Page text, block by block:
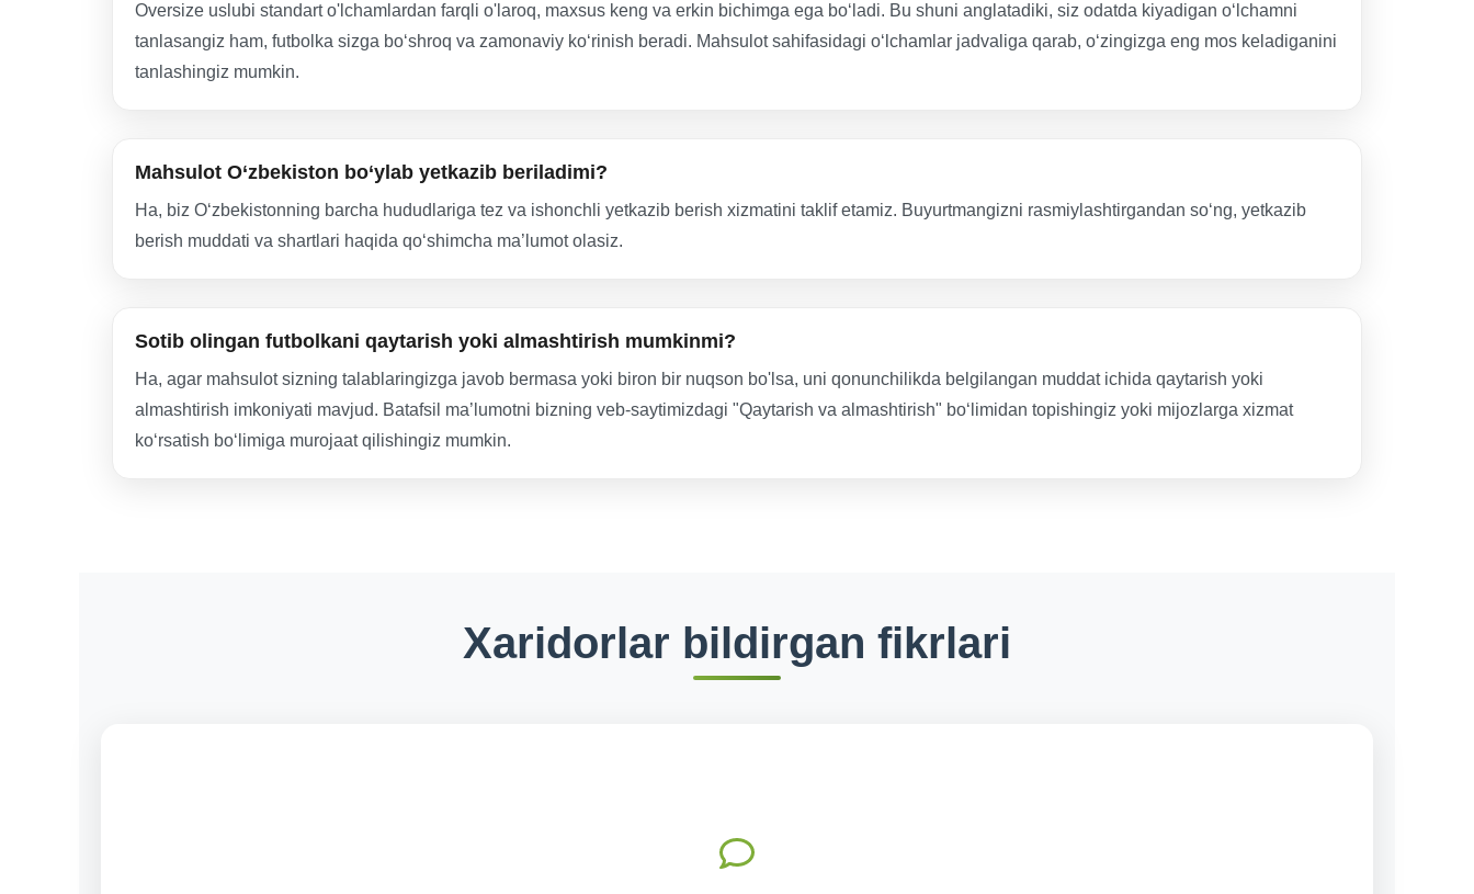
Oversize uslubi standart o'lchamlardan farqli o'laroq, maxsus keng va erkin bichimga ega bo‘ladi. Bu shuni anglatadiki, siz odatda kiyadigan o‘lchamni
tanlasangiz ham, futbolka sizga bo‘shroq va zamonaviy ko‘rinish beradi. Mahsulot sahifasidagi o‘lchamlar jadvaliga qarab, o‘zingizga eng mos keladiganini
tanlashingiz mumkin.
Mahsulot O‘zbekiston bo‘ylab yetkazib beriladimi?
Ha, biz O‘zbekistonning barcha hududlariga tez va ishonchli yetkazib berish xizmatini taklif etamiz. Buyurtmangizni rasmiylashtirgandan so‘ng, yetkazib
berish muddati va shartlari haqida qo‘shimcha ma’lumot olasiz.
Sotib olingan futbolkani qaytarish yoki almashtirish mumkinmi?
Ha, agar mahsulot sizning talablaringizga javob bermasa yoki biron bir nuqson bo'lsa, uni qonunchilikda belgilangan muddat ichida qaytarish yoki
almashtirish imkoniyati mavjud. Batafsil ma’lumotni bizning veb-saytimizdagi "Qaytarish va almashtirish" bo‘limidan topishingiz yoki mijozlarga xizmat
ko‘rsatish bo‘limiga murojaat qilishingiz mumkin.
Xaridorlar bildirgan fikrlari